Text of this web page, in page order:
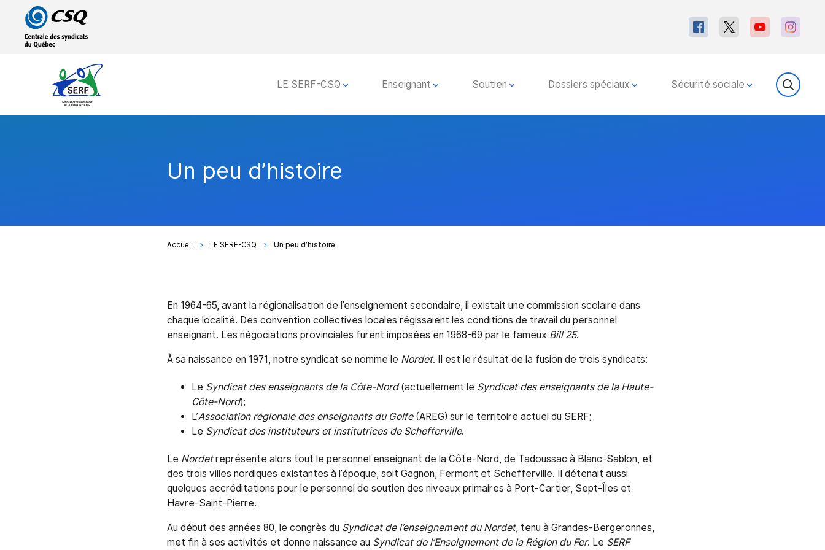
Passer
menu
principal
Passer
contenu
LE SERF-CSQ Enseignant Soutien Dossiers spéciaux Sécurité sociale
Un peu d’histoire
Accueil LE SERF-CSQ Un peu d’histoire
En 1964-65, avant la régionalisation de l’enseignement secondaire, il existait une commission scolaire dans
chaque localité. Des convention collectives locales régissaient les conditions de travail du personnel
enseignant. Les négociations provinciales furent imposées en 1968-69 par le fameux Bill 25.
À sa naissance en 1971, notre syndicat se nomme le Nordet. Il est le résultat de la fusion de trois syndicats:
Le Syndicat des enseignants de la Côte-Nord(actuellement le Syndicat des enseignants de la Haute-
Côte-Nord);
L’Association régionale des enseignants du Golfe(AREG) sur le territoire actuel du SERF;
Le Syndicat des instituteurs et institutrices de Schefferville.
Le Nordetreprésente alors tout le personnel enseignant de la Côte-Nord, de Tadoussac à Blanc-Sablon, et
des trois villes nordiques existantes à l’époque, soit Gagnon, Fermont et Schefferville. Il détenait aussi
quelques accréditations pour le personnel de soutien des niveaux primaires à Port-Cartier, Sept-Îles et
Havre-Saint-Pierre.
Au début des années 80, le congrès du Syndicat de l’enseignement du Nordet, tenu à Grandes-Bergeronnes,
met fin à ses activités et donne naissance au Syndicat de l’Enseignement de la Région du Fer. Le SERF